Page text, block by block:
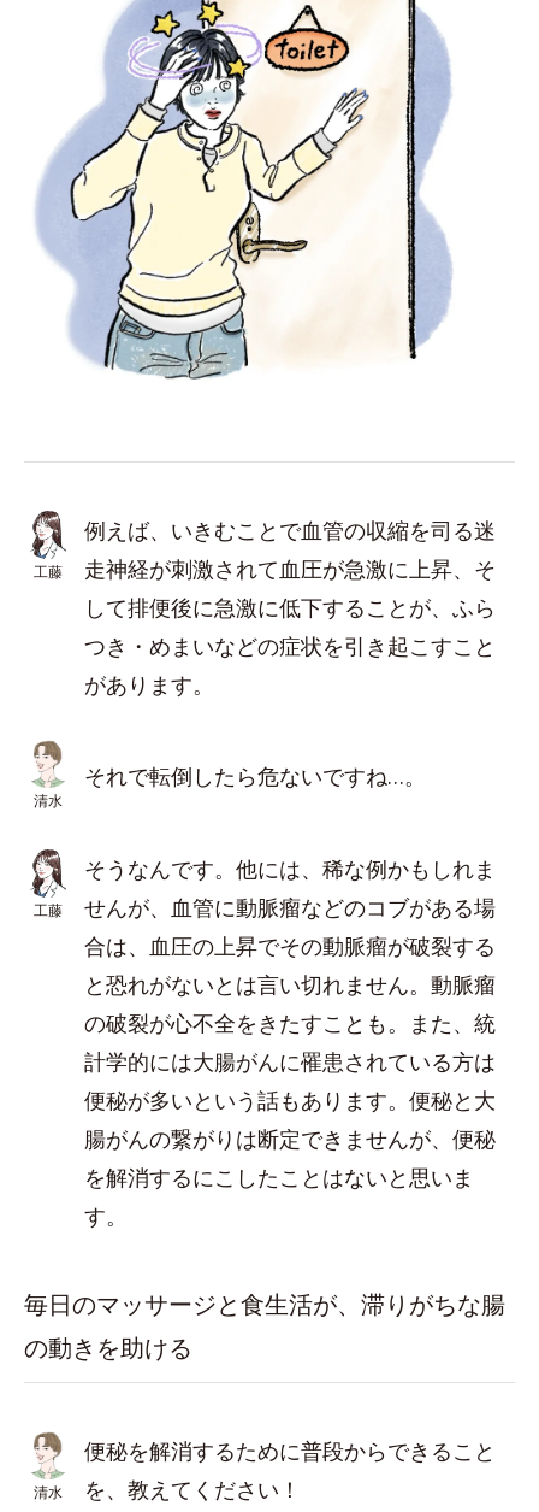
工藤
例えば、いきむことで血管の収縮を司る迷
走神経が刺激されて血圧が急激に上昇、そ
して排便後に急激に低下することが、ふら
つき・めまいなどの症状を引き起こすこと
があります。
清水
それで転倒したら危ないですね…。
工藤
そうなんです。他には、稀な例かもしれま
せんが、血管に動脈瘤などのコブがある場
合は、血圧の上昇でその動脈瘤が破裂する
と恐れがないとは言い切れません。動脈瘤
の破裂が心不全をきたすことも。また、統
計学的には大腸がんに罹患されている方は
便秘が多いという話もあります。便秘と大
腸がんの繋がりは断定できませんが、便秘
を解消するにこしたことはないと思いま
す。
毎日のマッサージと食生活が、滞りがちな腸
の動きを助ける
清水
便秘を解消するために普段からできること
を、教えてください！